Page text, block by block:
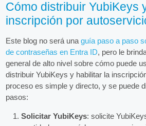
Cómo distribuir YubiKeys
inscripción por
Este blog no será unaguía paso a paso
de contraseñas en Entra ID, pero le
general de alto nivel sobre cómo puede
distribuir YubiKeys y habilitar la
proceso es simple y directo, y se puede
pasos:
Solicitar YubiKeys: solicite